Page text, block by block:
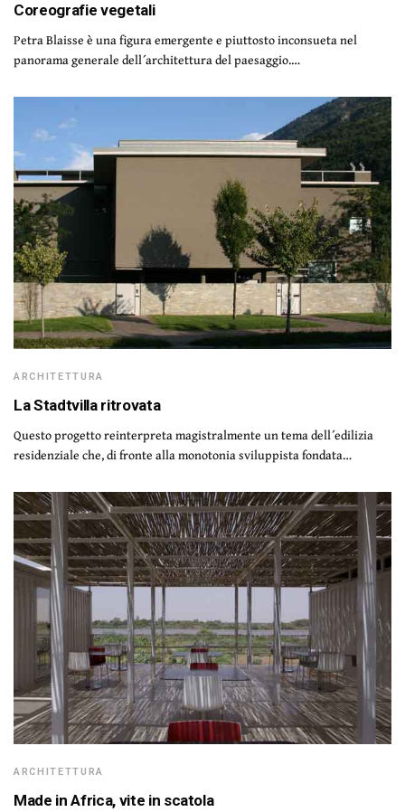
Coreografie vegetali
Petra Blaisse è una figura emergente e piuttosto inconsueta nel
panorama generale dell´architettura del paesaggio.…
ARCHITETTURA
La Stadtvilla ritrovata
Questo progetto reinterpreta magistralmente un tema dell´edilizia
residenziale che, di fronte alla monotonia sviluppista fondata…
ARCHITETTURA
Made in Africa, vite in scatola